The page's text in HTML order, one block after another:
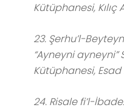
Kütüphanesi, Kılıç
23. Şerhu’l-
“Ayneyni
Kütüphanesi,
24. Risale fi’l-